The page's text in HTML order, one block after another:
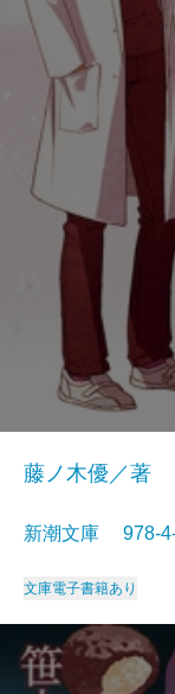
藤ノ木優／著
新潮文庫 978-
文庫電子書籍あり